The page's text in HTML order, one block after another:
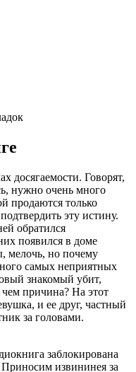
досягаемости. Говорят,
нужно очень много
продаются только
эту истину.
обратился
появился в доме
мелочь, но почему
самых неприятных
знакомый убит,
причина? На этот
и ее друг, частный
за головами.
заблокирована
извининея за